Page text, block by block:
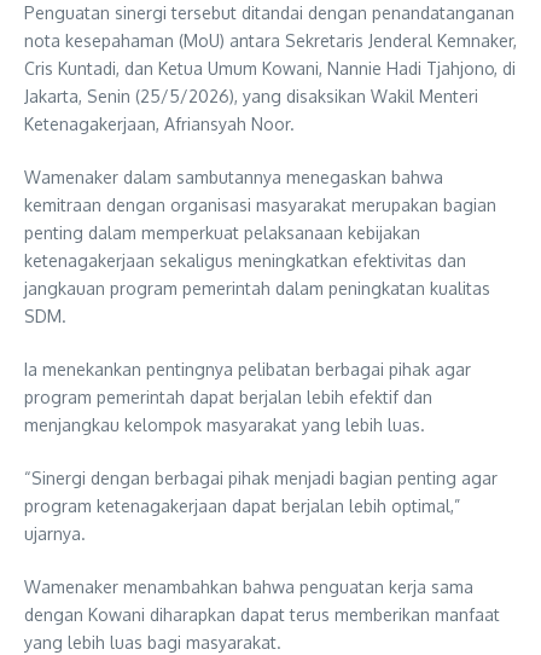
Penguatan sinergi tersebut ditandai dengan penandatanganan
nota kesepahaman (MoU) antara Sekretaris Jenderal Kemnaker,
Cris Kuntadi, dan Ketua Umum Kowani, Nannie Hadi Tjahjono, di
Jakarta, Senin (25/5/2026), yang disaksikan Wakil Menteri
Ketenagakerjaan, Afriansyah Noor.
Wamenaker dalam sambutannya menegaskan bahwa
kemitraan dengan organisasi masyarakat merupakan bagian
penting dalam memperkuat pelaksanaan kebijakan
ketenagakerjaan sekaligus meningkatkan efektivitas dan
jangkauan program pemerintah dalam peningkatan kualitas
SDM.
Ia menekankan pentingnya pelibatan berbagai pihak agar
program pemerintah dapat berjalan lebih efektif dan
menjangkau kelompok masyarakat yang lebih luas.
“Sinergi dengan berbagai pihak menjadi bagian penting agar
program ketenagakerjaan dapat berjalan lebih optimal,”
ujarnya.
Wamenaker menambahkan bahwa penguatan kerja sama
dengan Kowani diharapkan dapat terus memberikan manfaat
yang lebih luas bagi masyarakat.